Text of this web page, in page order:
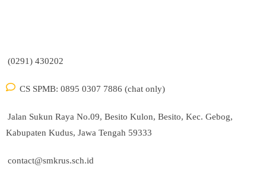
(0291) 430202
CS SPMB: 0895 0307 7886 (chat only)
Jalan Sukun Raya No.09, Besito Kulon, Besito, Kec. Gebog,
Kabupaten Kudus, Jawa Tengah 59333
contact@smkrus.sch.id